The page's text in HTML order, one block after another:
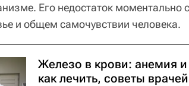
Его недостаток моментально
и общем самочувствии человека.
Железо в крови: анемия
как лечить, советы врачей